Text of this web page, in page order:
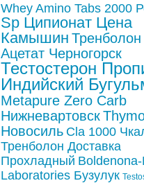
Whey Amino Tabs 2000
Sp Ципионат Цена
Камышин Тренболон
Ацетат Черногорск
Тестостерон
Индийский
Metapure Zero Carb
Нижневартовск
Новосиль Cla 1000
Тренболон Доставка
Прохладный
Laboratories Бузулук